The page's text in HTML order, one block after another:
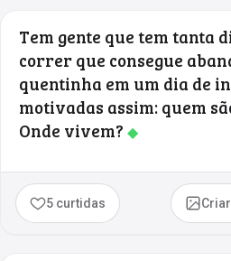
Tem gente que tem tanta
correr que consegue
quentinha em um dia de
motivadas assim: quem
Onde vivem? ◆
5 curtidas